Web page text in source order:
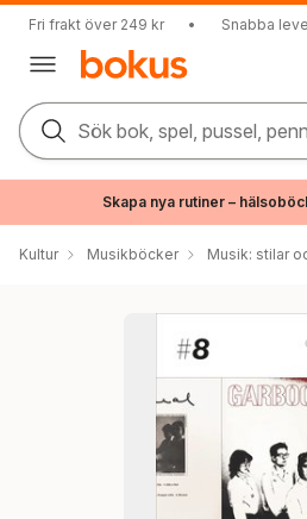
Fri frakt över 249 kr • Snabba
Sök bok, spel, pussel,
Skapa nya rutiner –
Kultur Musikböcker Musik: stilar